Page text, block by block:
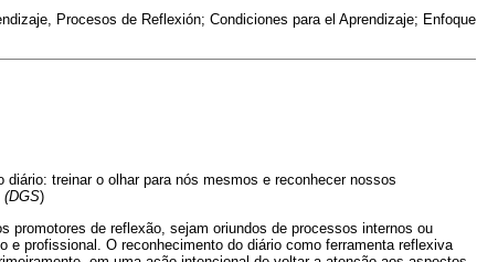
Procesos de Reflexión; Condiciones para el Aprendizaje; Enfoque
treinar o olhar para nós mesmos e reconhecer nossos
(DGS)
promotores de reflexão, sejam oriundos de processos internos ou
profissional. O reconhecimento do diário como ferramenta reflexiva